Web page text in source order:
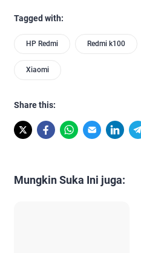
Tagged with:
HP Redmi Redmi k100
Xiaomi
Share this:
Mungkin Suka Ini juga: